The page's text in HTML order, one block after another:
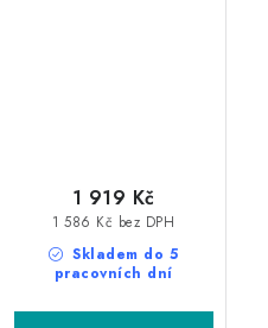
Skladem do 5
pracovních dní
1 586 Kč bez DPH
1 919 Kč